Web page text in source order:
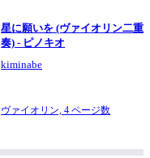
星に願いを (ヴァイオリン二重
奏) - ピノキオ
kiminabe
ヴァイオリン,4 ページ数